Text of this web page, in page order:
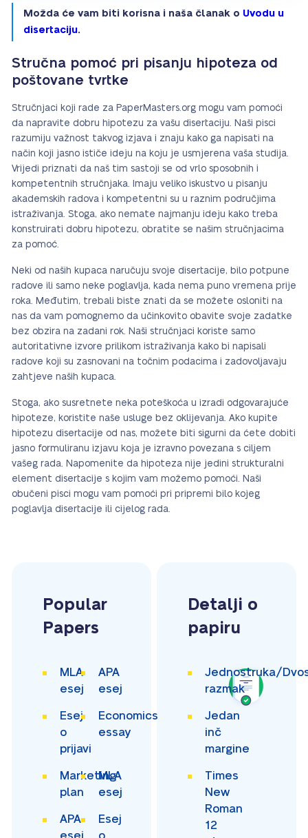
Možda će vam biti korisna i naša članak o Uvodu u
disertaciju.
Stručna pomoć pri pisanju hipoteza od
poštovane tvrtke
Stručnjaci koji rade za PaperMasters.org mogu vam pomoći
da napravite dobru hipotezu za vašu disertaciju. Naši pisci
razumiju važnost takvog izjava i znaju kako ga napisati na
način koji jasno ističe ideju na koju je usmjerena vaša studija.
Vrijedi priznati da naš tim sastoji se od vrlo sposobnih i
kompetentnih stručnjaka. Imaju veliko iskustvo u pisanju
akademskih radova i kompetentni su u raznim područjima
istraživanja. Stoga, ako nemate najmanju ideju kako treba
konstruirati dobru hipotezu, obratite se našim stručnjacima
za pomoć.
Neki od naših kupaca naručuju svoje disertacije, bilo potpune
radove ili samo neke poglavlja, kada nema puno vremena prije
roka. Međutim, trebali biste znati da se možete osloniti na
nas da vam pomognemo da učinkovito obavite svoje zadatke
bez obzira na zadani rok. Naši stručnjaci koriste samo
autoritativne izvore prilikom istraživanja kako bi napisali
radove koji su zasnovani na točnim podacima i zadovoljavaju
zahtjeve naših kupaca.
Stoga, ako susretnete neka poteškoća u izradi odgovarajuće
hipoteze, koristite naše usluge bez oklijevanja. Ako kupite
hipotezu disertacije od nas, možete biti sigurni da ćete dobiti
jasno formuliranu izjavu koja je izravno povezana s ciljem
vašeg rada. Napomenite da hipoteza nije jedini strukturalni
element disertacije s kojim vam možemo pomoći. Naši
obučeni pisci mogu vam pomoći pri pripremi bilo kojeg
poglavlja disertacije ili cijelog rada.
Popular
Papers
MLA
esej
APA
esej
Esej
o
prijavi
Economics
essay
Marketing
plan
MLA
esej
APA
Esej
Detalji o
papiru
Jednostruka/
razmak
Jedan
inč
margine
Times
New
Roman
12